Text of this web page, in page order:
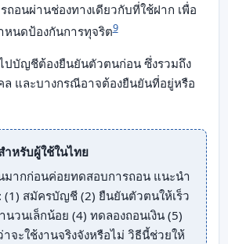
ถอนผ่านช่องทางเดียวกับที่ใช้ฝาก เพื่อ
หนดป้องกันการทุจริต9
ปบัญชีต้องยืนยันตัวตนก่อน ซึ่งรวมถึง
ล และบางกรณีอาจต้องยืนยันที่อยู่หรือ
หรับผู้ใช้ในไทย
มากก่อนค่อยทดสอบการถอน แนะนำ
สมัครบัญชี (2) ยืนยันตัวตนให้เร็ว
นวนเล็กน้อย (4) ทดลองถอนเงิน (5)
จะใช้งานจริงจังหรือไม่ วิธีนี้ช่วยให้